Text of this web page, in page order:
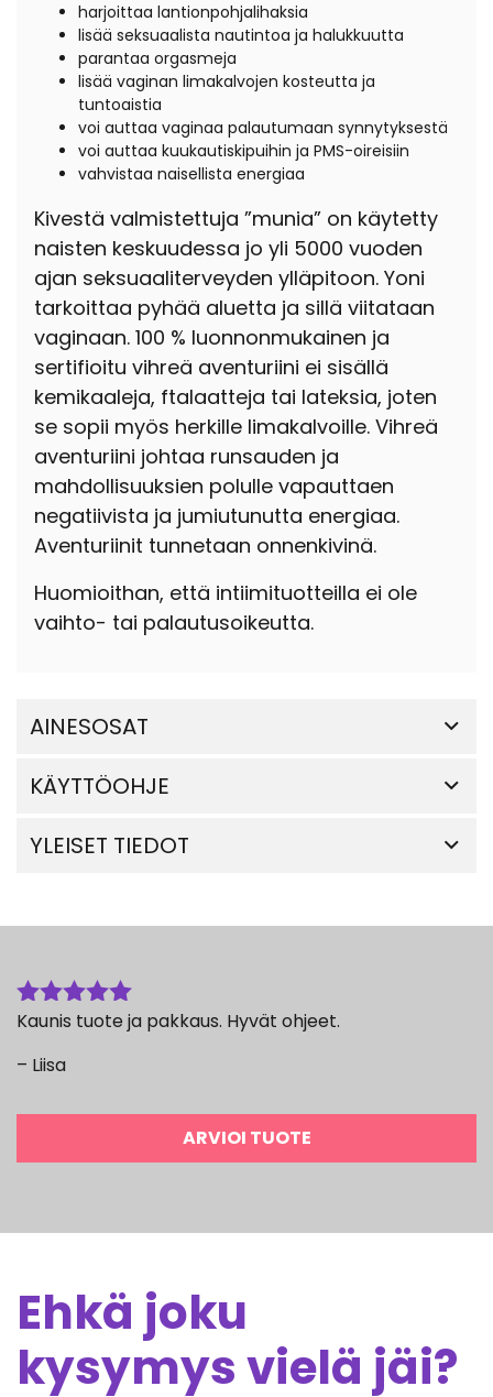
harjoittaa lantionpohjalihaksia
lisää seksuaalista nautintoa ja halukkuutta
parantaa orgasmeja
lisää vaginan limakalvojen kosteutta ja
tuntoaistia
voi auttaa vaginaa palautumaan synnytyksestä
voi auttaa kuukautiskipuihin ja PMS-oireisiin
vahvistaa naisellista energiaa
Kivestä valmistettuja ”munia” on käytetty
naisten keskuudessa jo yli 5000 vuoden
ajan seksuaaliterveyden ylläpitoon. Yoni
tarkoittaa pyhää aluetta ja sillä viitataan
vaginaan. 100 % luonnonmukainen ja
sertifioitu vihreä aventuriini ei sisällä
kemikaaleja, ftalaatteja tai lateksia, joten
se sopii myös herkille limakalvoille. Vihreä
aventuriini johtaa runsauden ja
mahdollisuuksien polulle vapauttaen
negatiivista ja jumiutunutta energiaa.
Aventuriinit tunnetaan onnenkivinä.
Huomioithan, että intiimituotteilla ei ole
vaihto- tai palautusoikeutta.
AINESOSAT
KÄYTTÖOHJE
YLEISET TIEDOT
Arvostelu
5 / 5
Kaunis tuote ja pakkaus. Hyvät ohjeet.
– Liisa
ARVIOI TUOTE
Ehkä joku
kysymys vielä jäi?